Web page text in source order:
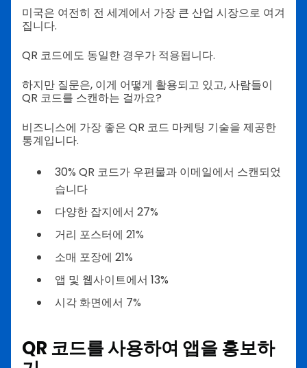
미국은 여전히 전 세계에서 가장 큰 산업 시장으로 여겨
집니다.
QR 코드에도 동일한 경우가 적용됩니다.
하지만 질문은, 이게 어떻게 활용되고 있고, 사람들이
QR 코드를 스캔하는 걸까요?
비즈니스에 가장 좋은 QR 코드 마케팅 기술을 제공한
통계입니다.
30% QR 코드가 우편물과 이메일에서 스캔되었
습니다
다양한 잡지에서 27%
거리 포스터에 21%
소매 포장에 21%
앱 및 웹사이트에서 13%
시각 화면에서 7%
QR 코드를 사용하여 앱을 홍보하